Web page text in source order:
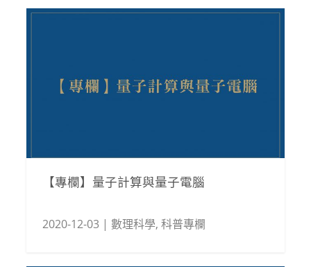
【專欄】量子計算與量子電腦
2020-12-03| 數理科學, 科普專欄